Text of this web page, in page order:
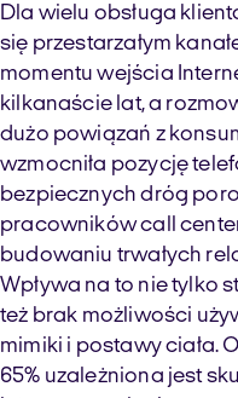
Dla wielu obsługa
się przestarzałym
momentu wejścia
kilkanaście lat, a
dużo powiązań z
wzmocniła pozycję
bezpiecznych dróg
pracowników call
budowaniu trwałych
Wpływa na to nie tylko
też brak możliwości
mimiki i postawy ciała.
65% uzależniona jest